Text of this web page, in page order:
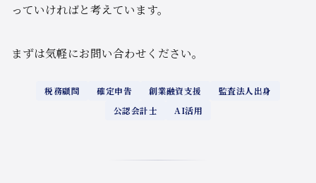
っていければと考えています。
まずは気軽にお問い合わせください。
税務顧問 確定申告 創業融資支援
監査法人出身
公認会計士
AI活用